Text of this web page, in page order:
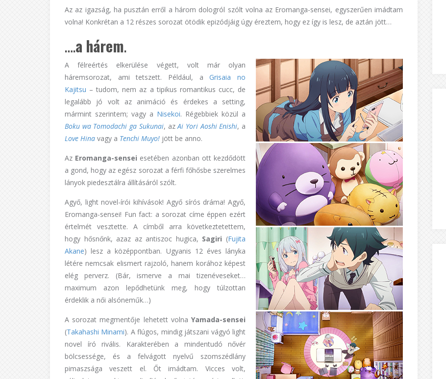
Az az igazság, ha pusztán erről a három dologról szólt volna az Eromanga-sensei, egyszerűen imádtam
volna! Konkrétan a 12 részes sorozat ötödik epizódjáig úgy éreztem, hogy ez így is lesz, de aztán jött…
….a hárem.
A félreértés elkerülése végett, volt már olyan
háremsorozat, ami tetszett. Például, aGrisaia no
Kajitsu – tudom, nem az a tipikus romantikus cucc, de
legalább jó volt az animáció és érdekes a setting,
mármint szerintem; vagy a Nisekoi. Régebbiek közül a
Boku wa Tomodachi ga Sukunai, azAi Yori Aoshi Enishi, a
Love Hina vagy a Tenchi Muyo! jött be anno.
Az Eromanga-sensei esetében azonban ott kezdődött
a gond, hogy az egész sorozat a férfi főhősbe szerelmes
lányok piedesztálra állításáról szólt.
Agyő, light novel-írói kihívások! Agyő sírós dráma! Agyő,
Eromanga-sensei! Fun fact: a sorozat címe éppen ezért
értelmét vesztette. A címből arra következtetettem,
hogy hősnőnk, azaz az antiszoc hugica, Sagiri (Fujita
Akane) lesz a középpontban. Ugyanis 12 éves lányka
létére nemcsak elismert rajzoló, hanem korához képest
elég perverz. (Bár, ismerve a mai tizenéveseket…
maximum azon lepődhetünk meg, hogy túlzottan
érdeklik a női alsóneműk…)
A sorozat megmentője lehetett volna Yamada-sensei
(Takahashi Minami). A flúgos, mindig játszani vágyó light
novel író rivális. Karakterében a mindentudó nővér
bölcsessége, és a felvágott nyelvű szomszédlány
pimaszsága veszett el. Őt imádtam. Vicces volt,